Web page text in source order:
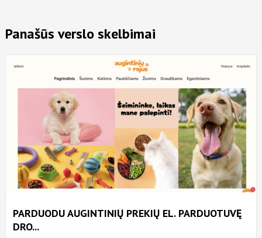
Panašūs verslo skelbimai
PARDUODU AUGINTINIŲ PREKIŲ EL. PARDUOTUVĘ
DRO...